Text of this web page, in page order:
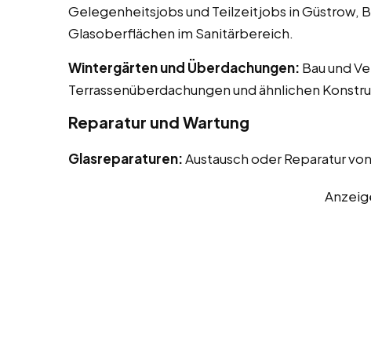
Gelegenheitsjobs und Teilzeitjobs in Güstrow,
Glasoberflächen im Sanitärbereich.
Wintergärten und Überdachungen: Bau und
Terrassenüberdachungen und ähnlichen
Reparatur und Wartung
Glasreparaturen:Austausch oder Reparatur